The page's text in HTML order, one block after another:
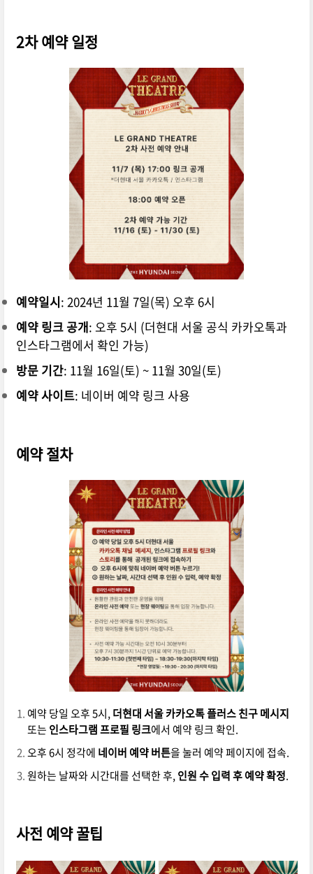
2차 예약 일정
예약일시: 2024년 11월 7일(목) 오후 6시
예약 링크 공개: 오후 5시 (더현대 서울 공식 카카오톡과
인스타그램에서 확인 가능)
방문 기간: 11월 16일(토) ~ 11월 30일(토)
예약 사이트: 네이버 예약 링크 사용
예약 절차
예약 당일 오후 5시,더현대 서울 카카오톡 플러스 친구 메시지
또는 인스타그램 프로필 링크에서 예약 링크 확인.
오후 6시 정각에 네이버 예약 버튼을 눌러 예약 페이지에 접속.
원하는 날짜와 시간대를 선택한 후,인원 수 입력 후 예약 확정.
사전 예약 꿀팁